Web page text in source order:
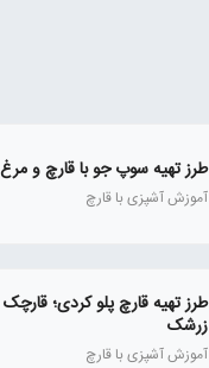
طرز تهیه سوپ جو با قارچ و
آموزش آشپزی با قارچ
طرز تهیه قارچ پلو کردی؛
زرشک
آموزش آشپزی با قارچ